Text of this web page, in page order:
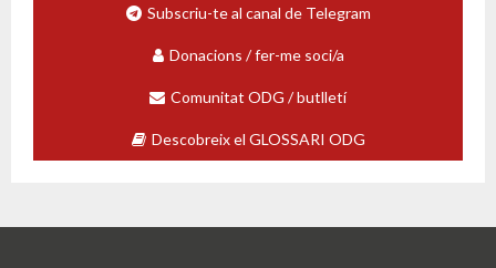
Subscriu-te al canal de Telegram
Donacions / fer-me soci/a
Comunitat ODG / butlletí
Descobreix el GLOSSARI ODG